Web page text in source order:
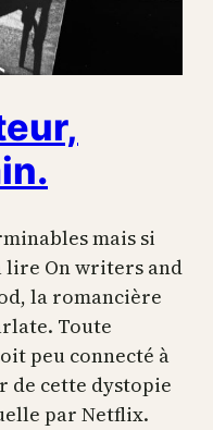
mais si
lire On writers and
la romancière
Toute
peu connecté à
de cette dystopie
par Netflix.